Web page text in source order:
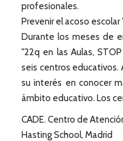
profesionales.
Prevenir el acoso escolar
Durante los meses de
"22q en las Aulas,
seis centros
su interés en conocer
ámbito educativo. Los
CADE. Centro de
Hasting School, Madrid